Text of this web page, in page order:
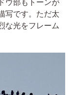
ウ部もトーンが
写です。ただ太
な光をフレーム